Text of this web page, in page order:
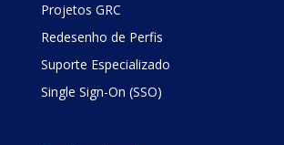
Projetos GRC
Redesenho de Perfis
Suporte Especializado
Single Sign-On (SSO)